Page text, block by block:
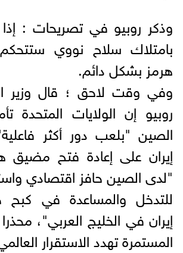
وذكر ‏روبيو في تصريحات : إذا
بامتلاك سلاح نووي
هرمز بشكل دائم.
وفي وقت لاحق ؛ قال وزير
روبيو إن الولايات المتحدة
الصين "بلعب دور أكثر
إيران على إعادة فتح مضيق
"لدى الصين حافز اقتصادي
للتدخل والمساعدة في كبح
إيران في الخليج العربي"،
المستمرة تهدد الاستقرار